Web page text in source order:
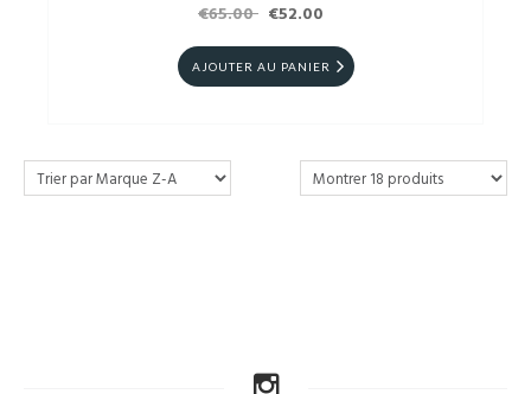
€65.00 €52.00
AJOUTER AU PANIER